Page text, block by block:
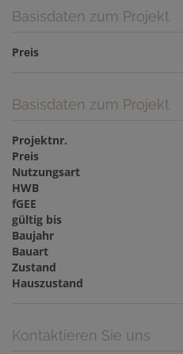
Basisdaten zum Projekt
Preis
Basisdaten zum Projekt
Projektnr.
Preis
Nutzungsart
HWB
fGEE
gültig bis
Baujahr
Bauart
Zustand
Hauszustand
Kontaktieren Sie uns